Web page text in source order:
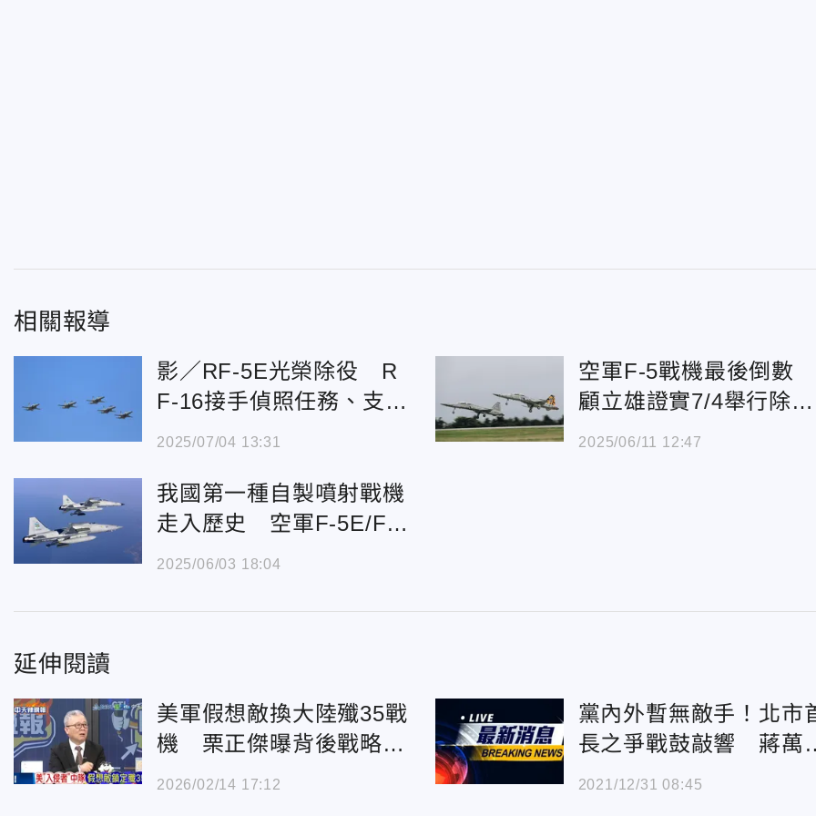
相關報導
影／RF-5E光榮除役 R
F-16接手偵照任務、支援
作戰決策
2025/07/04 13:31
空軍F-5戰機最後倒數
顧立雄證實7/4舉行除役
典禮
2025/06/11 12:47
我國第一種自製噴射戰機
走入歷史 空軍F-5E/F中
正號即將除役
2025/06/03 18:04
延伸閱讀
美軍假想敵換大陸殲35戰
機 栗正傑曝背後戰略意
涵
2026/02/14 17:12
黨內外暫無敵手！北市
長之爭戰鼓敲響 蔣萬
對決「最大假想敵」優
2021/12/31 08:45